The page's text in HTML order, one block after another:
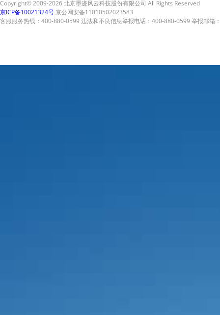
Copyright© 2009-2026 北京墨迹风云科技股份有限公司 All Rights Reserved
京ICP备10021324号京公网安备11010502023583
客服服务热线：400-880-0599 违法和不良信息举报电话：400-880-0599 举报邮箱